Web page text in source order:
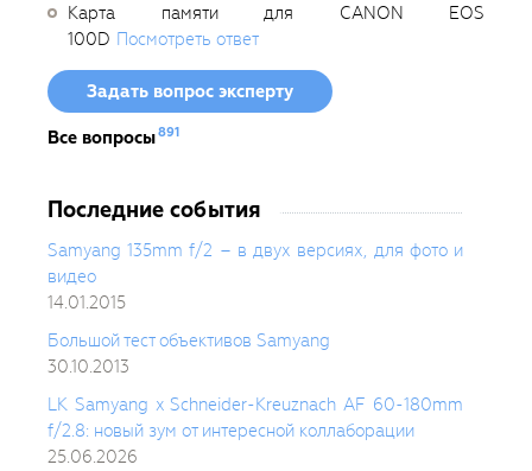
Карта памяти для CANON EOS
100D Посмотреть ответ
Задать вопрос эксперту
Все вопросы891
Последние события
Samyang 135mm f/2 – в двух версиях, для фото и
видео
14.01.2015
Большой тест объективов Samyang
30.10.2013
LK Samyang x Schneider-Kreuznach AF 60-180mm
f/2.8: новый зум от интересной коллаборации
25.06.2026